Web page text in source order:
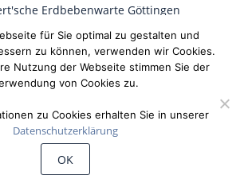
Erdbebenwarte Göttingen
für Sie optimal zu gestalten und
zu können, verwenden wir Cookies.
Nutzung der Webseite stimmen Sie der
von Cookies zu.
zu Cookies erhalten Sie in unserer
Datenschutzerklärung
OK